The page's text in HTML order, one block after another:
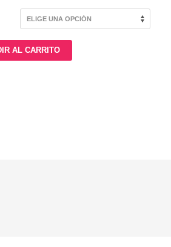
AL CARRITO